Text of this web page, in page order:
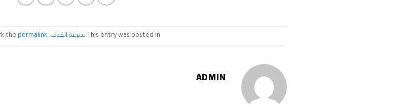
This entry was posted in سرعة القذف. Bookmark the
permalink
ADMIN